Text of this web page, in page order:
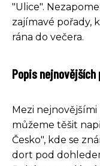
"Ulice".
zajímavé pořady,
rána do večera.
Popis
Mezi nejnovějšími
můžeme těšit
Česko", kde se
dort pod